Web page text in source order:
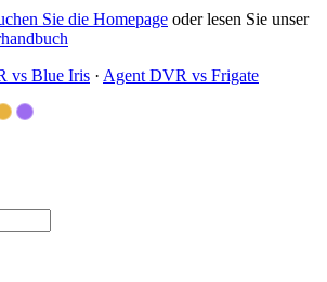
Sie die Homepage oder lesen Sie unser
vs Blue Iris · Agent DVR vs Frigate